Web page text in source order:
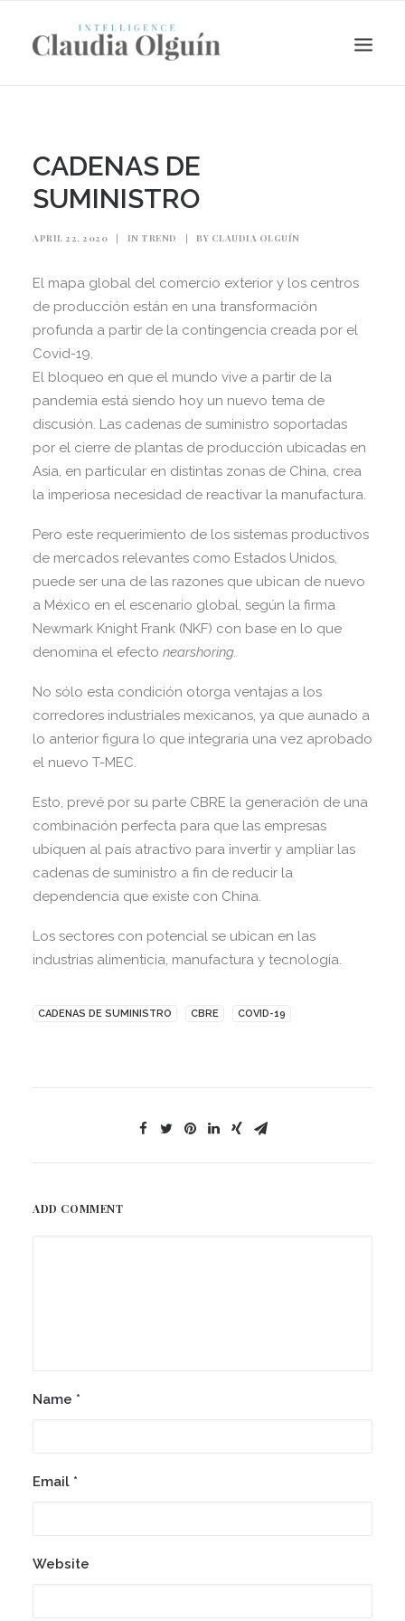
Search
CADENAS DE
SUMINISTRO
APRIL 22, 2020 | IN TREND | BY CLAUDIA OLGUÍN
El mapa global del comercio exterior y los centros
de producción están en una transformación
profunda a partir de la contingencia creada por el
Covid-19.
El bloqueo en que el mundo vive a partir de la
pandemia está siendo hoy un nuevo tema de
discusión. Las cadenas de suministro soportadas
por el cierre de plantas de producción ubicadas en
Asia, en particular en distintas zonas de China, crea
la imperiosa necesidad de reactivar la manufactura.
Pero este requerimiento de los sistemas productivos
de mercados relevantes como Estados Unidos,
puede ser una de las razones que ubican de nuevo
a México en el escenario global, según la firma
Newmark Knight Frank (NKF) con base en lo que
denomina el efecto nearshoring.
No sólo esta condición otorga ventajas a los
corredores industriales mexicanos, ya que aunado a
lo anterior figura lo que integraría una vez aprobado
el nuevo T-MEC.
Esto, prevé por su parte CBRE la generación de una
combinación perfecta para que las empresas
ubiquen al país atractivo para invertir y ampliar las
cadenas de suministro a fin de reducir la
dependencia que existe con China.
Los sectores con potencial se ubican en las
industrias alimenticia, manufactura y tecnología.
CADENAS DE SUMINISTRO CBRE COVID-19
ADD COMMENT
Name *
Email *
Website